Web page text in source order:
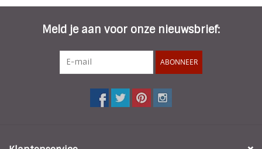
Meld je aan voor onze nieuwsbrief:
ABONNEER